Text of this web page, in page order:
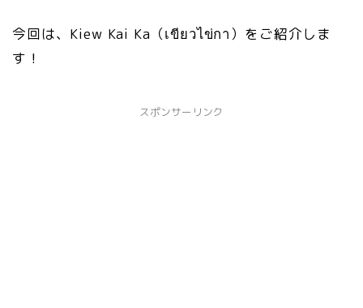
今回は、Kiew Kai Ka（เขียวไข่กา）をご紹介しま
す！
スポンサーリンク